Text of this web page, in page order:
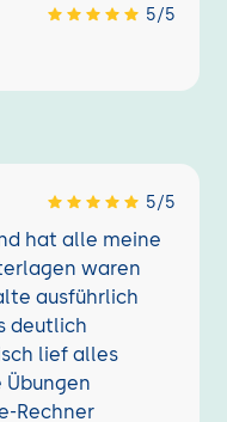
5/5
5/5
hat alle meine
waren
ausführlich
deutlich
lief alles
Übungen
Rechner